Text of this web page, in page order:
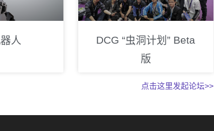
人
DCG “虫洞计划” Beta
版
点击这里发起论坛>>